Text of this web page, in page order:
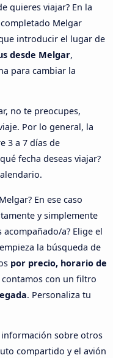
quieres viajar? En la
Melgar
introducir el lugar de
desde Melgar,
para cambiar la
no te preocupes,
Por lo general, la
3 a 7 días de
fecha deseas viajar?
En ese caso
y simplemente
a? Elige el
la búsqueda de
por precio, horario de
contamos con un filtro
. Personaliza tu
sobre otros
compartido y el avión